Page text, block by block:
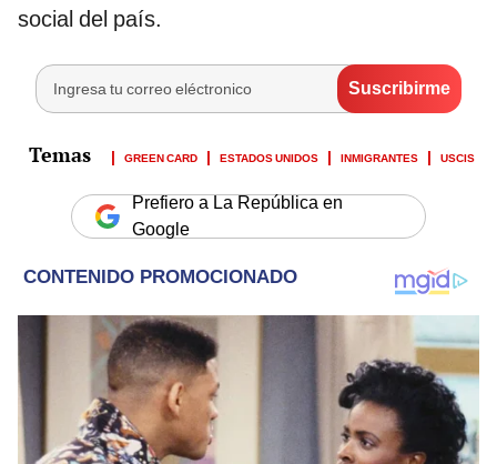
social del país.
GREEN CARD ESTADOS UNIDOS INMIGRANTES USCIS
Prefiero a La República en
Google